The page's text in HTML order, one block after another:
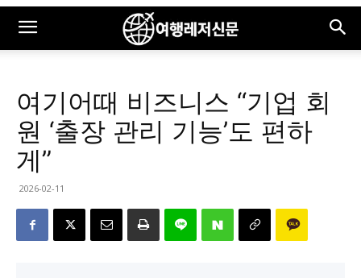
여기어때 비즈니스 “기업 회
원 ‘출장 관리 기능’도 편하
게”
2026-02-11